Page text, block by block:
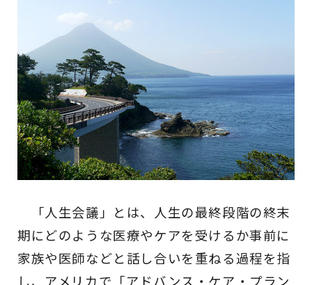
「人生会議」とは、人生の最終段階の終末
期にどのような医療やケアを受けるか事前に
家族や医師などと話し合いを重ねる過程を指
し、アメリカで「アドバンス・ケア・プラン